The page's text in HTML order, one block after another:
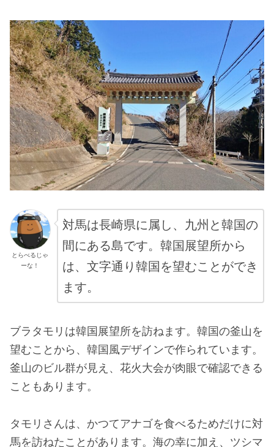
とらべるじゃ
ーな！
対馬は長崎県に属し、九州と韓国の
間にある島です。韓国展望所から
は、文字通り韓国を望むことができ
ます。
ブラタモリは韓国展望所を訪ねます。韓国の釜山を
望むことから、韓国風デザインで作られています。
釜山のビル群が見え、花火大会が肉眼で確認できる
こともあります。
タモリさんは、かつてアナゴを食べるためだけに対
馬を訪ねたことがあります。海の幸に加え、ツシマ